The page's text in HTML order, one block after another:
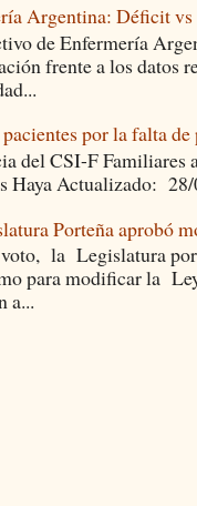
Argentina: Déficit
de Enfermería
frente a los datos
por la falta
del CSI-F Familiares
Haya Actualizado:
Porteña aprobó
la Legislatura
para modificar la
a...